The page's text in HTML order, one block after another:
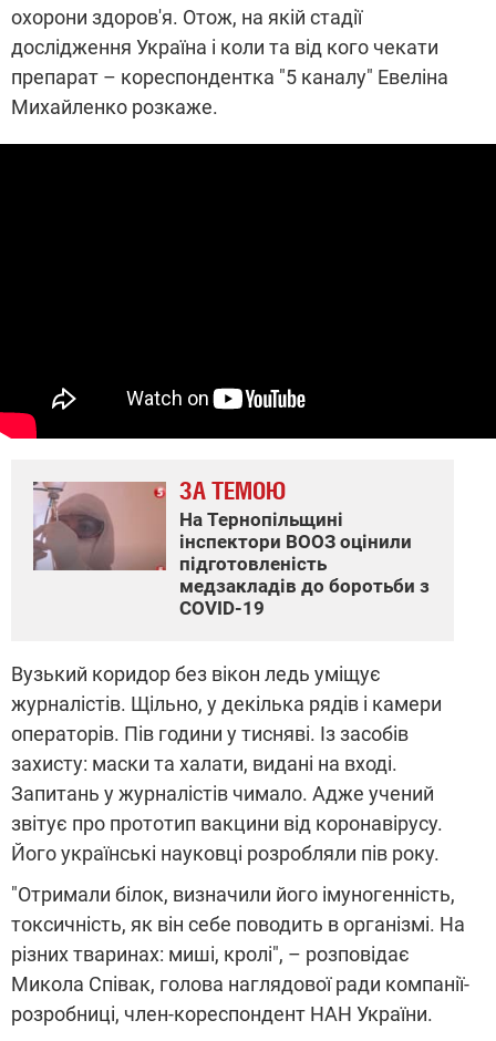
охорони здоров'я. Отож, на якій стадії
дослідження Україна і коли та від кого чекати
препарат – кореспондентка "5 каналу" Евеліна
Михайленко розкаже.
ЗА ТЕМОЮ
На Тернопільщині
інспектори ВООЗ оцінили
підготовленість
медзакладів до боротьби з
COVID-19
Вузький коридор без вікон ледь уміщує
журналістів. Щільно, у декілька рядів і камери
операторів. Пів години у тисняві. Із засобів
захисту: маски та халати, видані на вході.
Запитань у журналістів чимало. Адже учений
звітує про прототип вакцини від коронавірусу.
Його українські науковці розробляли пів року.
"Отримали білок, визначили його імуногенність,
токсичність, як він себе поводить в організмі. На
різних тваринах: миші, кролі", – розповідає
Микола Співак, голова наглядової ради компанії-
розробниці, член-кореспондент НАН України.